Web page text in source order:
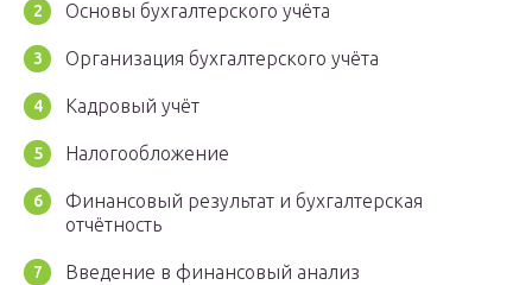
Основы бухгалтерского учёта
Организация бухгалтерского учёта
Кадровый учёт
Налогообложение
Финансовый результат и бухгалтерская
отчётность
Введение в финансовый анализ